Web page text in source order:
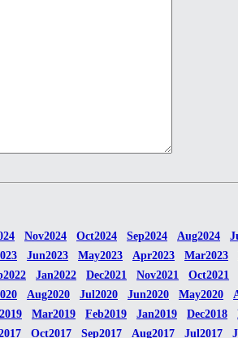
Nov2024 Oct2024 Sep2024 Aug2024
Jun2023 May2023 Apr2023 Mar2023
Jan2022 Dec2021 Nov2021 Oct2021
Aug2020 Jul2020 Jun2020 May2020
Mar2019 Feb2019 Jan2019 Dec2018
Oct2017 Sep2017 Aug2017 Jul2017